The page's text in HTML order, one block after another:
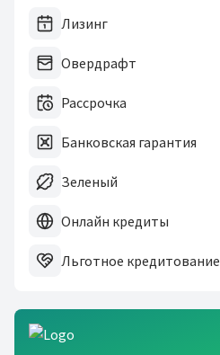
Лизинг
Овердрафт
Рассрочка
Банковская гарантия
Зеленый
Онлайн кредиты
Льготное кредитование